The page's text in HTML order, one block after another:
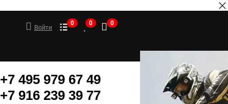
Войти
0 0 0
+7 495 979 67 49
+7 916 239 39 77